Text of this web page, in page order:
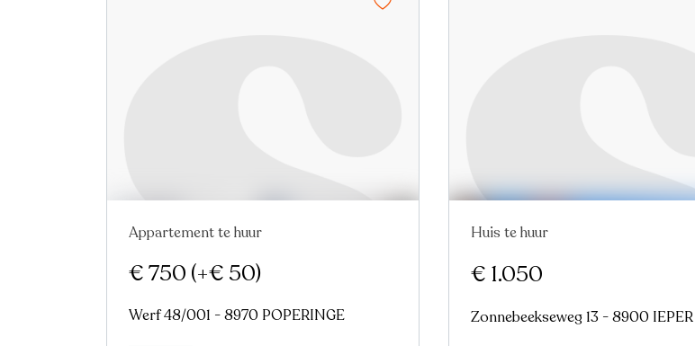
Appartement te huur
€ 750 (+€ 50)
Werf 48/001 - 8970 POPERINGE
Huis te huur
€ 1.050
Zonnebeekseweg 13 - 8900 IEPER